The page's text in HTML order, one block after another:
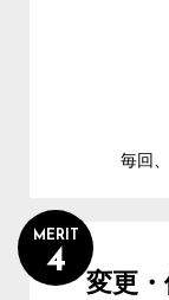
毎回
MERIT
4
変更